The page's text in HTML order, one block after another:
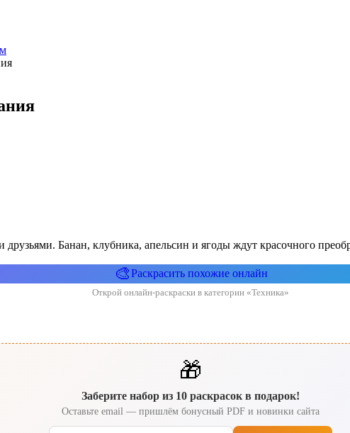
Банан, клубника, апельсин и ягоды ждут красочного
🎨Раскрасить похожие онлайн
Открой онлайн-раскраски в категории «Техника»
🎁
Заберите набор из 10 раскрасок в подарок!
Оставьте email — пришлём бонусный PDF и новинки сайта